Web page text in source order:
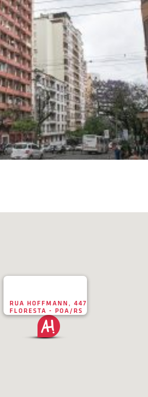
RUA HOFFMANN, 447
FLORESTA - POA/RS